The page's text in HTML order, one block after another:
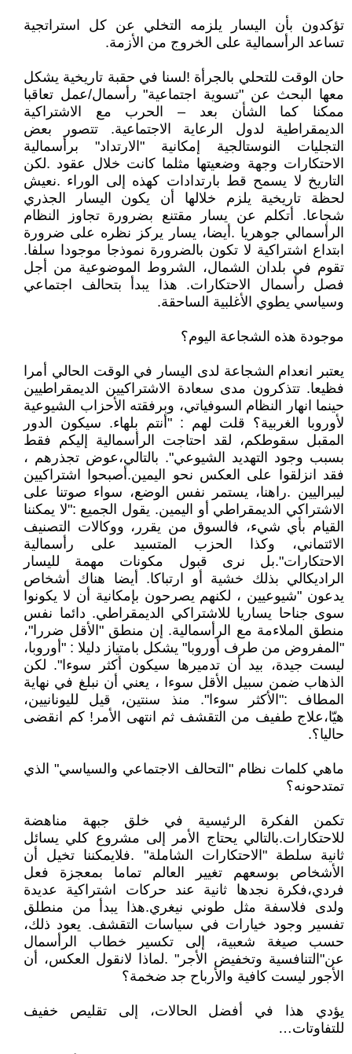
تؤكدون بأن اليسار يلزمه التخلي عن كل استراتجية
تساعد الرأسمالية على الخروج من الأزمة.
حان الوقت للتحلي بالجرأة !لسنا في حقبة تاريخية يشكل
معها البحث عن "تسوية اجتماعية" رأسمال/عمل تعاقبا
ممكنا كما الشأن بعد – الحرب مع الاشتراكية
الديمقراطية لدول الرعاية الاجتماعية. تتصور بعض
التجليات النوستالجية إمكانية "الارتداد" برأسمالية
الاحتكارات وجهة وضعيتها مثلما كانت خلال عقود .لكن
التاريخ لا يسمح قط بارتدادات كهذه إلى الوراء .نعيش
لحظة تاريخية يلزم خلالها أن يكون اليسار الجذري
شجاعا. أتكلم عن يسار مقتنع بضرورة تجاوز النظام
الرأسمالي جوهريا .أيضا، يسار يركز نظره على ضرورة
ابتداع اشتراكية لا تكون بالضرورة نموذجا موجودا سلفا.
تقوم في بلدان الشمال، الشروط الموضوعية من أجل
فصل رأسمال الاحتكارات. هذا يبدأ بتحالف اجتماعي
وسياسي يطوي الأغلبية الساحقة.
موجودة هذه الشجاعة اليوم؟
يعتبر انعدام الشجاعة لدى اليسار في الوقت الحالي أمرا
فظيعا. تتذكرون مدى سعادة الاشتراكيين الديمقراطيين
حينما انهار النظام السوفياتي، وبرفقته الأحزاب الشيوعية
لأوروبا الغربية؟ قلت لهم : "أنتم بلهاء. سيكون الدور
المقبل سقوطكم، لقد احتاجت الرأسمالية إليكم فقط
بسبب وجود التهديد الشيوعي". بالتالي،عوض تجذرهم ،
فقد انزلقوا على العكس نحو اليمين.أصبحوا اشتراكيين
ليبراليين .راهنا، يستمر نفس الوضع، سواء صوتنا على
الاشتراكي الديمقراطي أو اليمين. يقول الجميع :"لا يمكننا
القيام بأي شيء، فالسوق من يقرر، ووكالات التصنيف
الائتماني، وكذا الحزب المتسيد على رأسمالية
الاحتكارات".بل نرى قبول مكونات مهمة لليسار
الراديكالي بذلك خشية أو ارتباكا. أيضا هناك أشخاص
يدعون "شيوعيين ، لكنهم يصرحون بإمكانية أن لا يكونوا
سوى جناحا يساريا للاشتراكي الديمقراطي. دائما نفس
منطق الملاءمة مع الرأسمالية. إن منطق "الأقل ضررا"،
"المفروض من طرف أوروبا" يشكل بامتياز دليلا : "أوروبا،
ليست جيدة، بيد أن تدميرها سيكون أكثر سوءا". لكن
الذهاب ضمن سبيل الأقل سوءا ، يعني أن نبلغ في نهاية
المطاف :"الأكثر سوءا". منذ سنتين، قيل لليونانيين،
هيّا،علاج طفيف من التقشف ثم انتهى الأمر! كم انقضى
حاليا؟.
ماهي كلمات نظام "التحالف الاجتماعي والسياسي" الذي
تمتدحونه؟
تكمن الفكرة الرئيسية في خلق جبهة مناهضة
للاحتكارات.بالتالي يحتاج الأمر إلى مشروع كلي يسائل
ثانية سلطة "الاحتكارات الشاملة" .فلايمكننا تخيل أن
الأشخاص بوسعهم تغيير العالم تماما بمعجزة فعل
فردي،فكرة نجدها ثانية عند حركات اشتراكية عديدة
ولدى فلاسفة مثل طوني نيغري.هذا يبدأ من منطلق
تفسير وجود خيارات في سياسات التقشف. يعود ذلك،
حسب صيغة شعبية، إلى تكسير خطاب الرأسمال
عن"التنافسية وتخفيض الأجر" .لماذا لانقول العكس، أن
الأجور ليست كافية والأرباح جد ضخمة؟
يؤدي هذا في أفضل الحالات، إلى تقليص خفيف
للتفاوتات…